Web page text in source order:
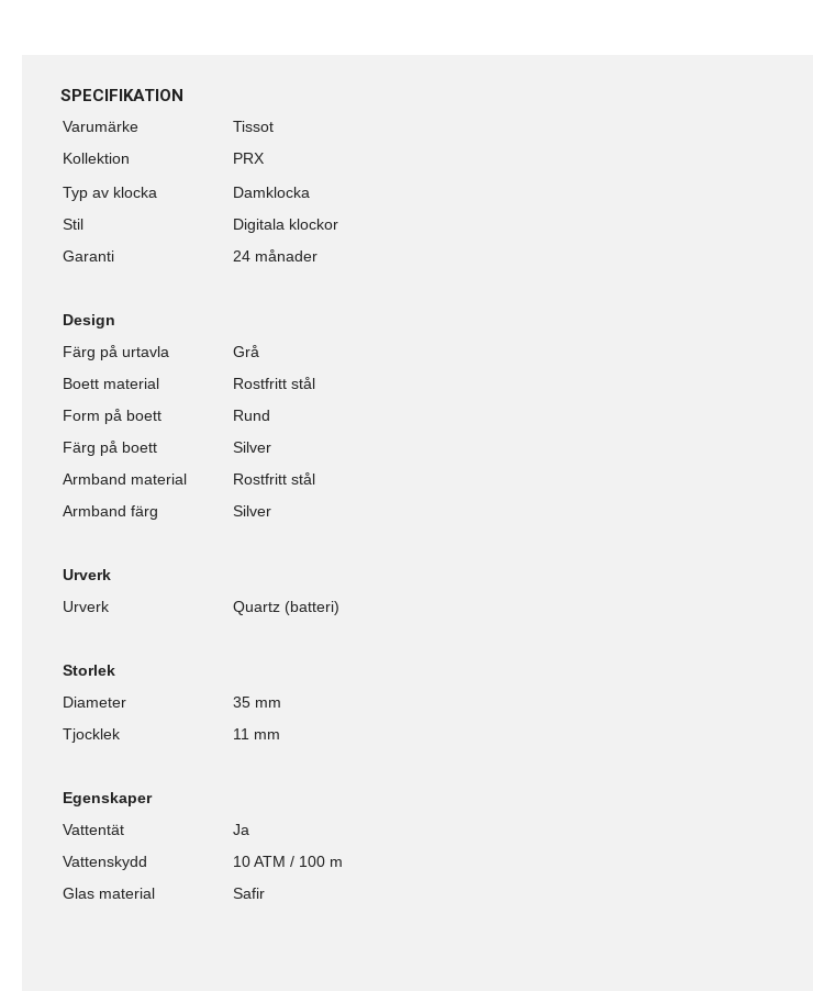
SPECIFIKATION
Varumärke
Tissot
Kollektion
PRX
Typ av klocka
Damklocka
Stil
Digitala klockor
Garanti
24 månader
Design
Färg på urtavla
Grå
Boett material
Rostfritt stål
Form på boett
Rund
Färg på boett
Silver
Armband material
Rostfritt stål
Armband färg
Silver
Urverk
Urverk
Quartz (batteri)
Storlek
Diameter
35 mm
Tjocklek
11 mm
Egenskaper
Vattentät
Ja
Vattenskydd
10 ATM / 100 m
Glas material
Safir